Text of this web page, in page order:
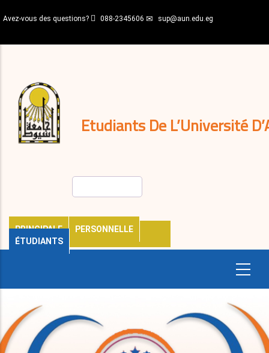
au
principal
Avez-vous des questions? 088-2345606 sup@aun.edu.eg
Etudiants De L’Université
PRINCIPALE
PERSONNELLE
ÉTUDIANTS
décisions
Expatriés
Journal